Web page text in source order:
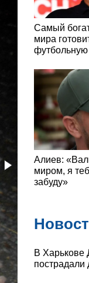
В Харькове
пострадали